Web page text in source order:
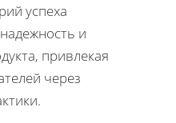
успеха
и
привлекая
через